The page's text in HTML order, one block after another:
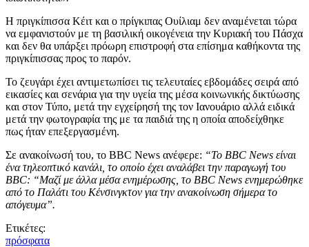
Η πριγκίπισσα Κέιτ και ο πρίγκιπας Ουίλιαμ δεν αναμένεται τώρα
να εμφανιστούν με τη βασιλική οικογένεια την Κυριακή του Πάσχα
και δεν θα υπάρξει πρόωρη επιστροφή στα επίσημα καθήκοντα της
πριγκίπισσας προς το παρόν.
Το ζευγάρι έχει αντιμετωπίσει τις τελευταίες εβδομάδες σειρά από
εικασίες και σενάρια για την υγεία της μέσα κοινωνικής δικτύωσης
και στον Τύπο, μετά την εγχείρησή της τον Ιανουάριο αλλά ειδικά
μετά την φωτογραφία της με τα παιδιά της η οποία αποδείχθηκε
πως ήταν επεξεργασμένη.
Σε ανακοίνωσή του, το BBC News ανέφερε: “Το BBC News είναι
ένα τηλεοπτικό κανάλι, το οποίο έχει αναλάβει την παραγωγή του
BBC: “Μαζί με άλλα μέσα ενημέρωσης, το BBC News ενημερώθηκε
από το Παλάτι του Κένσινγκτον για την ανακοίνωση σήμερα το
απόγευμα”.
Ετικέτες:
πρόσφατα